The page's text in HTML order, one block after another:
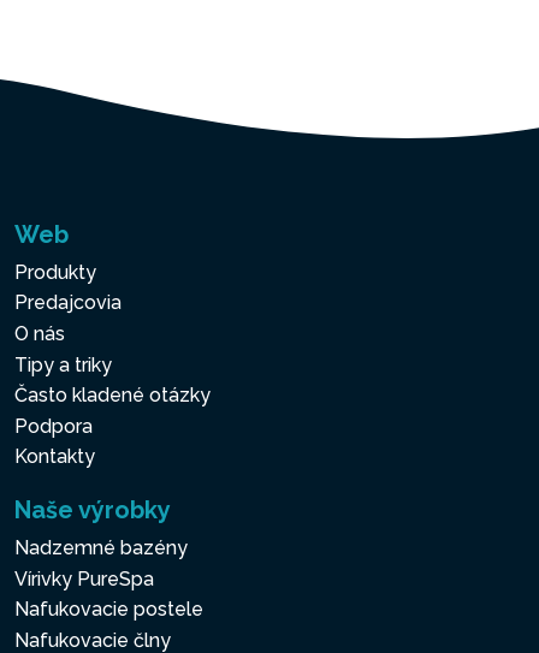
Web
Produkty
Predajcovia
O nás
Tipy a triky
Často kladené otázky
Podpora
Kontakty
Naše výrobky
Nadzemné bazény
Vírivky PureSpa
Nafukovacie postele
Nafukovacie člny